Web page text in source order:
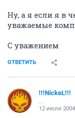
Ну, а я если я в
уважаемые
С уважением
ОТВЕТИТЬ
!!!NickeL!!!
12 июля 2004